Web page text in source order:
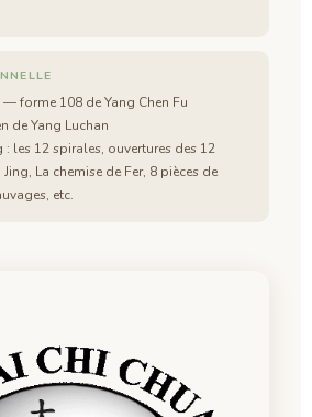
— forme 108 de Yang Chen Fu
de Yang Luchan
les 12 spirales, ouvertures des 12
La chemise de Fer, 8 pièces de
etc.